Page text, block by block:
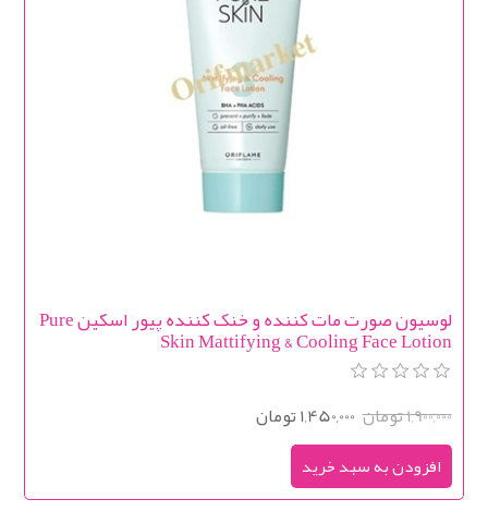
لوسيون صورت مات کننده و خنک کننده پیور اسکین Pure
Skin Mattifying & Cooling Face Lotion
1,900,000 تومان 1,450,000 تومان